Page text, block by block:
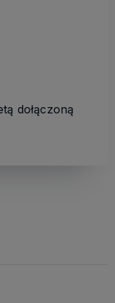
dołączoną